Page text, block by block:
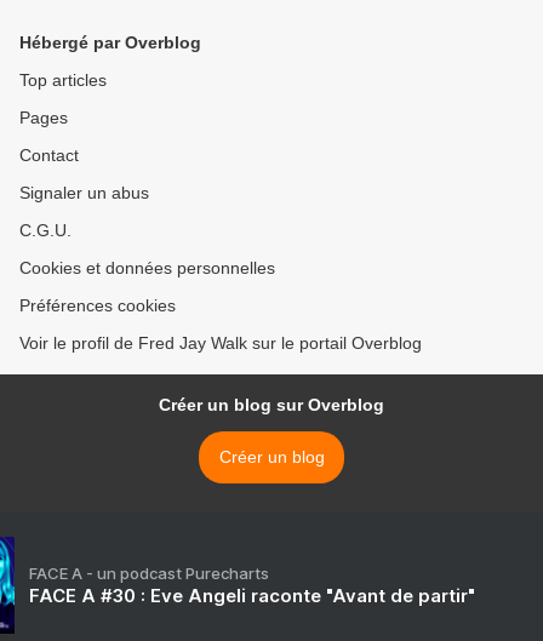
Hébergé par Overblog
Top articles
Pages
Contact
Signaler un abus
C.G.U.
Cookies et données personnelles
Préférences cookies
Voir le profil de Fred Jay Walk sur le portail Overblog
Créer un blog sur Overblog
Créer un blog
FACE A - un podcast Purecharts
FACE A #30 : Eve Angeli raconte "Avant de partir"